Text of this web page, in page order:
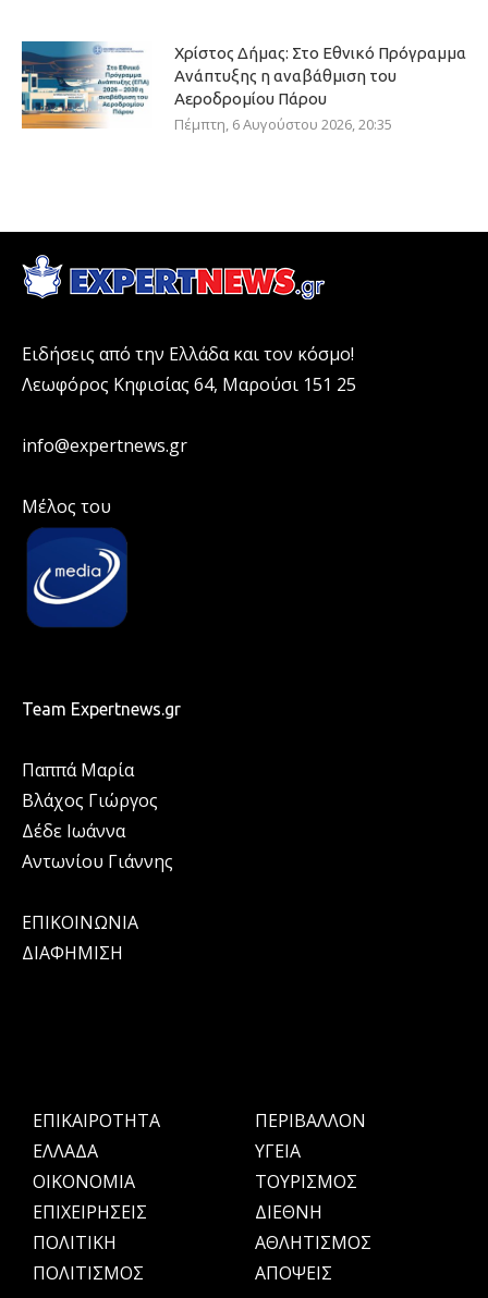
Χρίστος Δήμας: Στο Εθνικό Πρόγραμμα
Ανάπτυξης η αναβάθμιση του
Αεροδρομίου Πάρου
Πέμπτη, 6 Αυγούστου 2026, 20:35
Ειδήσεις από την Ελλάδα και τον κόσμο!
Λεωφόρος Κηφισίας 64, Μαρούσι 151 25
info@expertnews.gr
Μέλος του
Team Expertnews.gr
Παππά Μαρία
Βλάχος Γιώργος
Δέδε Ιωάννα
Αντωνίου Γιάννης
ΕΠΙΚΟΙΝΩΝΙΑ
ΔΙΑΦΗΜΙΣΗ
ΕΠΙΚΑΙΡΟΤΗΤΑ
ΕΛΛΑΔΑ
OIKONOMIA
ΕΠΙΧΕΙΡΗΣΕΙΣ
ΠΟΛΙΤΙΚΗ
ΠΟΛΙΤΙΣΜΟΣ
ΠΕΡΙΒΑΛΛΟΝ
ΥΓΕΙΑ
ΤΟΥΡΙΣΜΟΣ
ΔΙΕΘΝΗ
ΑΘΛΗΤΙΣΜΟΣ
ΑΠΟΨΕΙΣ